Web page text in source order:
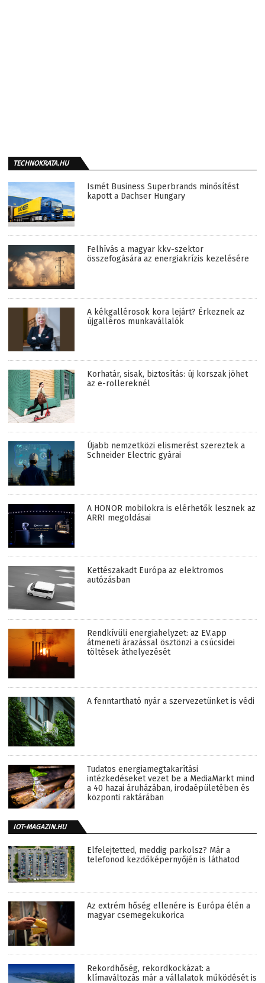
TECHNOKRATA.HU
Ismét Business Superbrands minősítést
kapott a Dachser Hungary
Felhívás a magyar kkv-szektor
összefogására az energiakrízis kezelésére
A kékgallérosok kora lejárt? Érkeznek az
újgalléros munkavállalók
Korhatár, sisak, biztosítás: új korszak jöhet
az e-rollereknél
Újabb nemzetközi elismerést szereztek a
Schneider Electric gyárai
A HONOR mobilokra is elérhetők lesznek az
ARRI megoldásai
Kettészakadt Európa az elektromos
autózásban
Rendkívüli energiahelyzet: az EV.app
átmeneti árazással ösztönzi a csúcsidei
töltések áthelyezését
A fenntartható nyár a szervezetünket is védi
Tudatos energiamegtakarítási
intézkedéseket vezet be a MediaMarkt mind
a 40 hazai áruházában, irodaépületében és
központi raktárában
IOT-MAGAZIN.HU
Elfelejtetted, meddig parkolsz? Már a
telefonod kezdőképernyőjén is láthatod
Az extrém hőség ellenére is Európa élén a
magyar csemegekukorica
Rekordhőség, rekordkockázat: a
klímaváltozás már a vállalatok működését is